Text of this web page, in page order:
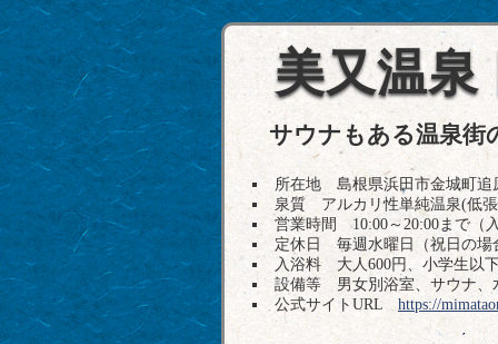
美又温泉
サウナもある温泉街
所在地 島根県浜田市金城町追
泉質 アルカリ性単純温泉(低
営業時間 10:00～20:00まで（
定休日 毎週水曜日（祝日の場
入浴料 大人600円、小学生以
設備等 男女別浴室、サウナ、
公式サイトURL https://